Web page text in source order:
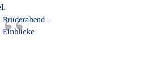
.
Bruderabend –
Einblicke